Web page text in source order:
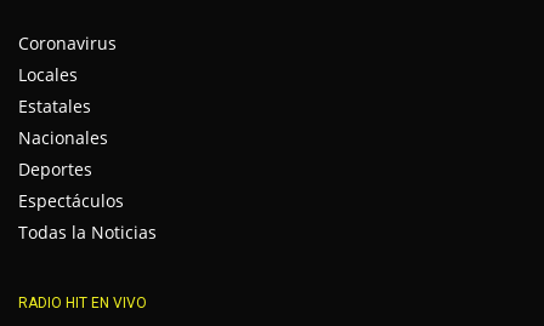
Coronavirus
Locales
Estatales
Nacionales
Deportes
Espectáculos
Todas la Noticias
RADIO HIT EN VIVO